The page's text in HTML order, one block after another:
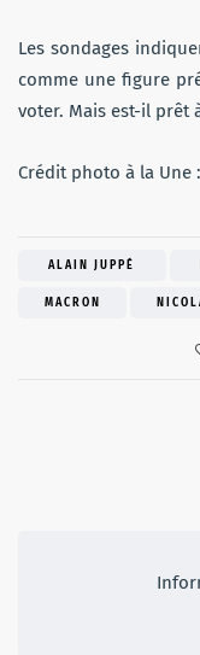
Les sondages
comme une figure
voter. Mais est-il prêt
Crédit photo à la Une
ALAIN JUPPÉ
MACRON